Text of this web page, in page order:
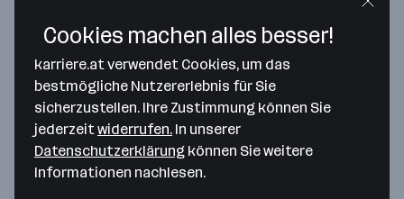
Cookies machen alles besser!
karriere.at verwendet Cookies, um das
bestmögliche Nutzererlebnis für Sie
sicherzustellen. Ihre Zustimmung können Sie
jederzeitwiderrufen. In unserer
Datenschutzerklärung können Sie weitere
Informationen nachlesen.